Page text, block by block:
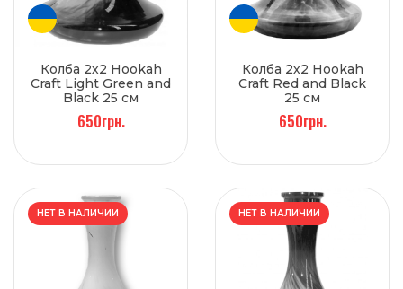
Колба 2х2 Hookah
Craft Light Green and
Black 25 см
650грн.
Колба 2х2 Hookah
Craft Red and Black
25 см
650грн.
НЕТ В НАЛИЧИИ НЕТ В НАЛИЧИИ